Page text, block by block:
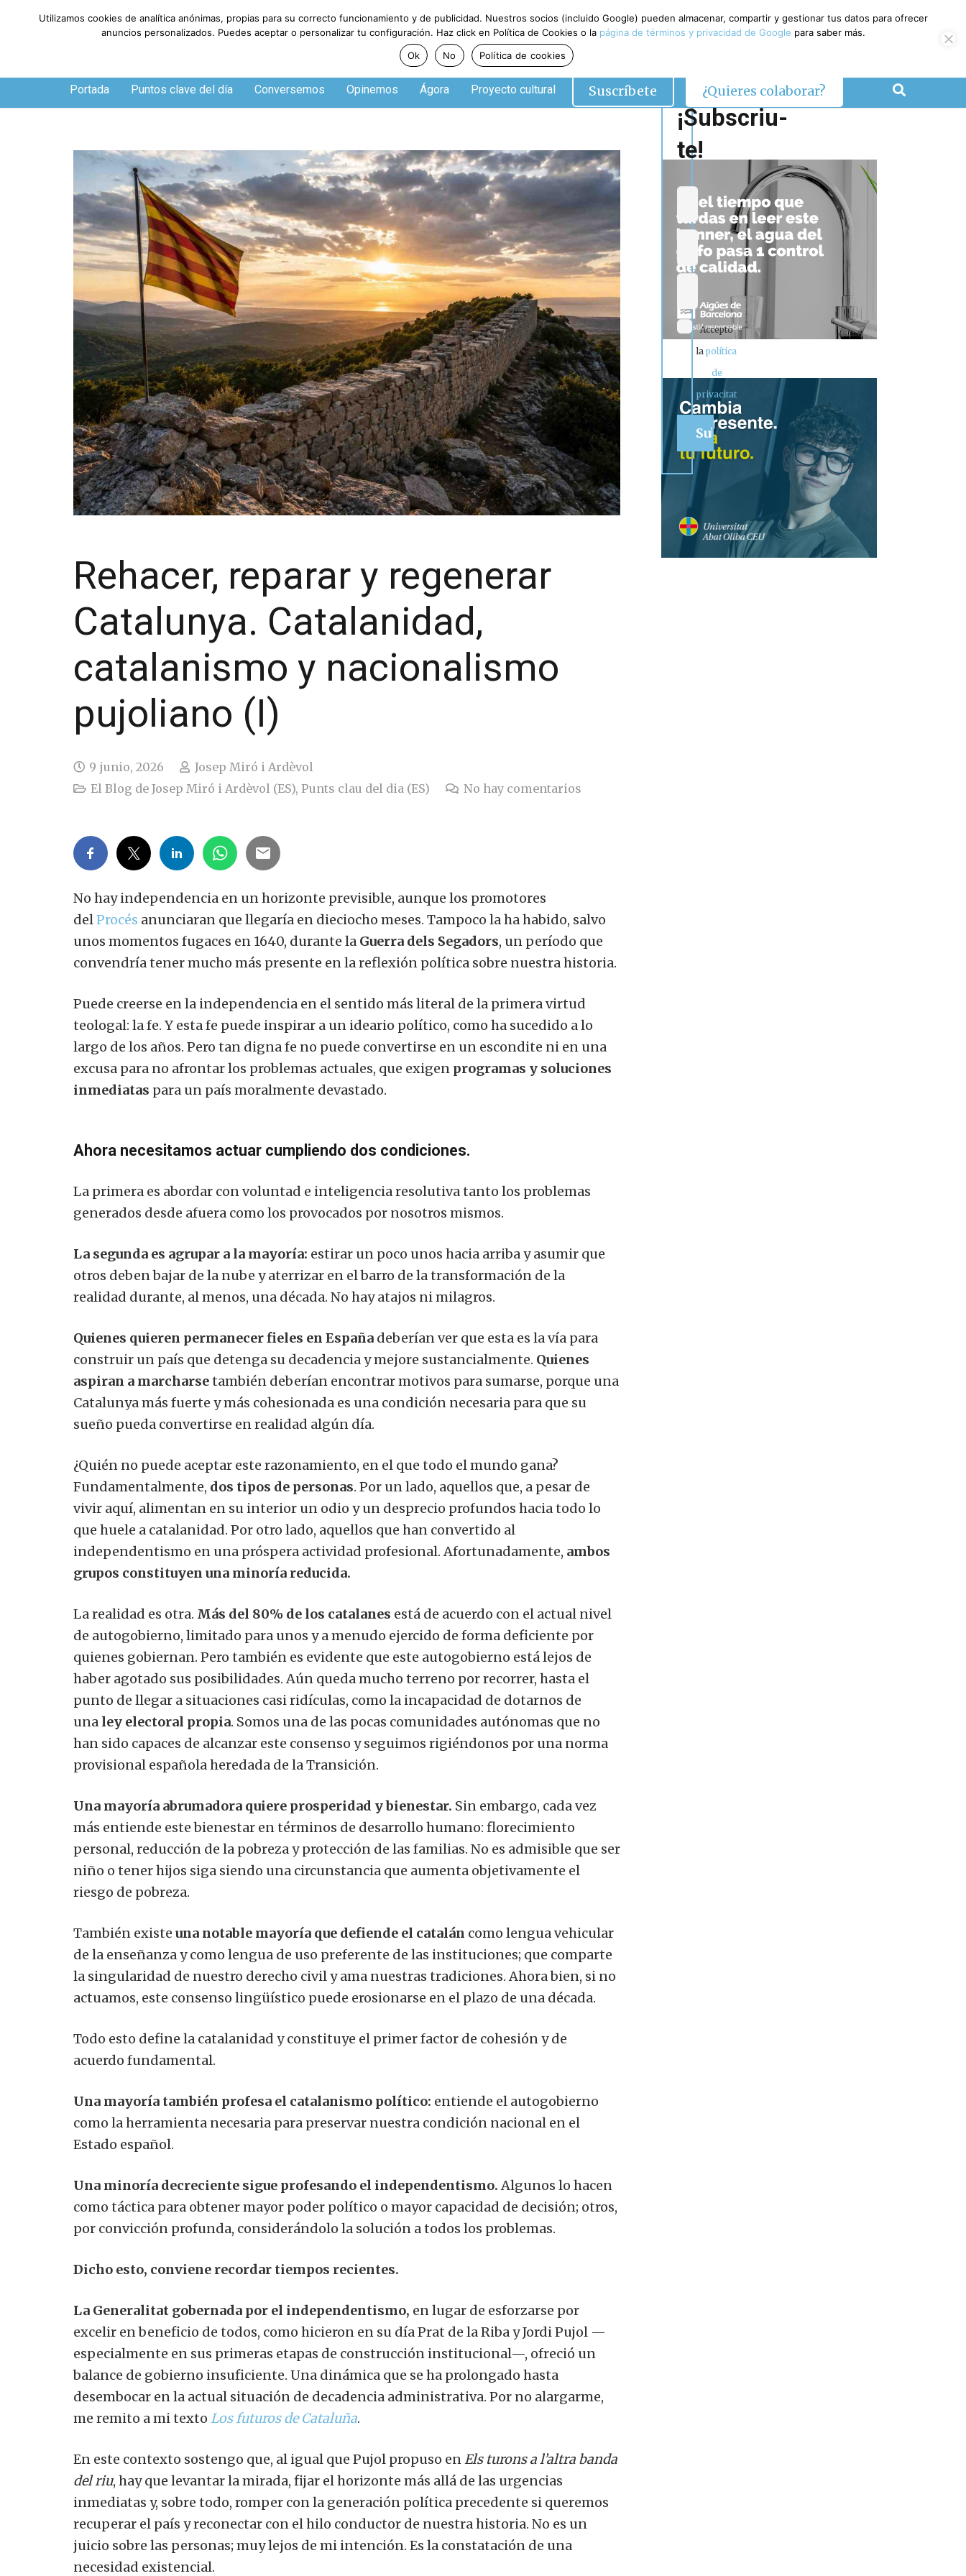
Sábado, 8 de agosto de 2026
Portada Puntos clave del día Conversemos Opinemos Ágora Proyecto cultural Suscríbete ¿Quieres colaborar?
Rehacer, reparar y regenerar
Catalunya. Catalanidad,
catalanismo y nacionalismo
pujoliano (I)
9 junio, 2026
Josep Miró i Ardèvol
El Blog de Josep Miró i Ardèvol (ES),Punts clau del dia (ES) No hay comentarios
No hay independencia en un horizonte previsible, aunque los promotores
delProcés anunciaran que llegaría en dieciocho meses. Tampoco la ha habido, salvo
unos momentos fugaces en 1640, durante la Guerra dels Segadors, un período que
convendría tener mucho más presente en la reflexión política sobre nuestra historia.
Puede creerse en la independencia en el sentido más literal de la primera virtud
teologal: la fe. Y esta fe puede inspirar a un ideario político, como ha sucedido a lo
largo de los años. Pero tan digna fe no puede convertirse en un escondite ni en una
excusa para no afrontar los problemas actuales, que exigen programas y soluciones
inmediatas para un país moralmente devastado.
Ahora necesitamos actuar cumpliendo dos condiciones.
La primera es abordar con voluntad e inteligencia resolutiva tanto los problemas
generados desde afuera como los provocados por nosotros mismos.
La segunda es agrupar a la mayoría: estirar un poco unos hacia arriba y asumir que
otros deben bajar de la nube y aterrizar en el barro de la transformación de la
realidad durante, al menos, una década. No hay atajos ni milagros.
Quienes quieren permanecer fieles en España deberían ver que esta es la vía para
construir un país que detenga su decadencia y mejore sustancialmente. Quienes
aspiran a marcharsetambién deberían encontrar motivos para sumarse, porque una
Catalunya más fuerte y más cohesionada es una condición necesaria para que su
sueño pueda convertirse en realidad algún día.
¿Quién no puede aceptar este razonamiento, en el que todo el mundo gana?
Fundamentalmente, dos tipos de personas. Por un lado, aquellos que, a pesar de
vivir aquí, alimentan en su interior un odio y un desprecio profundos hacia todo lo
que huele a catalanidad. Por otro lado, aquellos que han convertido al
independentismo en una próspera actividad profesional. Afortunadamente, ambos
grupos constituyen una minoría reducida.
La realidad es otra. Más del 80% de los catalanes está de acuerdo con el actual nivel
de autogobierno, limitado para unos y a menudo ejercido de forma deficiente por
quienes gobiernan. Pero también es evidente que este autogobierno está lejos de
haber agotado sus posibilidades. Aún queda mucho terreno por recorrer, hasta el
punto de llegar a situaciones casi ridículas, como la incapacidad de dotarnos de
una ley electoral propia. Somos una de las pocas comunidades autónomas que no
han sido capaces de alcanzar este consenso y seguimos rigiéndonos por una norma
provisional española heredada de la Transición.
Una mayoría abrumadora quiere prosperidad y bienestar. Sin embargo, cada vez
más entiende este bienestar en términos de desarrollo humano: florecimiento
personal, reducción de la pobreza y protección de las familias. No es admisible que ser
niño o tener hijos siga siendo una circunstancia que aumenta objetivamente el
riesgo de pobreza.
También existe una notable mayoría que defiende el catalán como lengua vehicular
de la enseñanza y como lengua de uso preferente de las instituciones; que comparte
la singularidad de nuestro derecho civil y ama nuestras tradiciones. Ahora bien, si no
actuamos, este consenso lingüístico puede erosionarse en el plazo de una década.
Todo esto define la catalanidad y constituye el primer factor de cohesión y de
acuerdo fundamental.
Una mayoría también profesa el catalanismo político: entiende el autogobierno
como la herramienta necesaria para preservar nuestra condición nacional en el
Estado español.
Una minoría decreciente sigue profesando el independentismo. Algunos lo hacen
como táctica para obtener mayor poder político o mayor capacidad de decisión; otros,
por convicción profunda, considerándolo la solución a todos los problemas.
Dicho esto, conviene recordar tiempos recientes.
La Generalitat gobernada por el independentismo, en lugar de esforzarse por
excelir en beneficio de todos, como hicieron en su día Prat de la Riba y Jordi Pujol —
especialmente en sus primeras etapas de construcción institucional—, ofreció un
balance de gobierno insuficiente. Una dinámica que se ha prolongado hasta
desembocar en la actual situación de decadencia administrativa. Por no alargarme,
me remito a mi texto Los futuros de Cataluña.
En este contexto sostengo que, al igual que Pujol propuso enEls turons a l’altra banda
del riu, hay que levantar la mirada, fijar el horizonte más allá de las urgencias
inmediatas y, sobre todo, romper con la generación política precedente si queremos
recuperar el país y reconectar con el hilo conductor de nuestra historia. No es un
juicio sobre las personas; muy lejos de mi intención. Es la constatación de una
necesidad existencial.
¡Subscriu-
te!
Accepto
lapolítica
de
privacitat
Utilizamos cookies de analítica anónimas, propias para su correcto funcionamiento y de publicidad. Nuestros socios (incluido Google) pueden almacenar, compartir y gestionar tus datos para ofrecer
anuncios personalizados. Puedes aceptar o personalizar tu configuración. Haz click en Política de Cookies o la página de términos y privacidad de Google para saber más.
Ok
No Política de cookies